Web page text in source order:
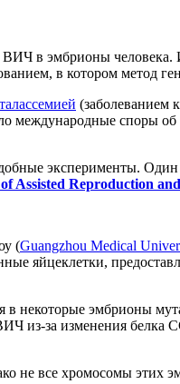
в эмбрионы человека.
в котором метод
(заболеванием
споры
эксперименты.
Assisted Reproduction
(Guangzhou Medical
яйцеклетки,
в некоторые эмбрионы
из-за изменения
не все хромосомы этих